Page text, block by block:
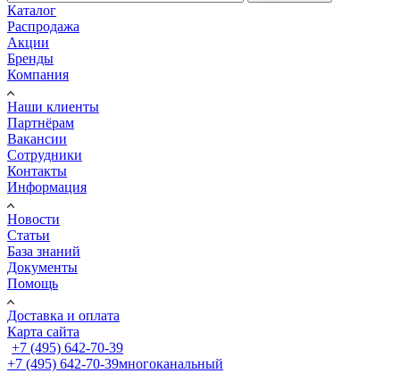
Каталог
Распродажа
Акции
Бренды
Компания
Наши клиенты
Партнёрам
Вакансии
Сотрудники
Контакты
Информация
Новости
Статьи
База знаний
Документы
Помощь
Доставка и оплата
Карта сайта
+7 (495) 642-70-39
+7 (495) 642-70-39многоканальный